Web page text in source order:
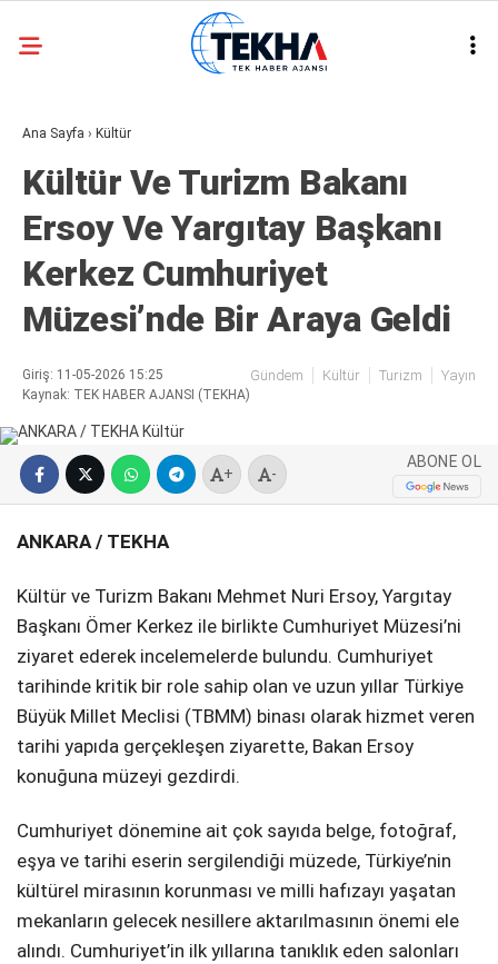
WhatsApp İhbar
Instagram
Youtube
26.8
ASAYIŞ
GÜNDEM
GENEL
EKONOMI
SIYASET
METEOROLOJI
SPOR
Ana Sayfa › Kültür
Kültür Ve Turizm Bakanı
Ersoy Ve Yargıtay Başkanı
Kerkez Cumhuriyet
Müzesi’nde Bir Araya Geldi
Giriş: 11-05-2026 15:25
Kaynak: TEK HABER AJANSI (TEKHA)
Gündem Kültür Turizm Yayın
+ -
ABONE OL
ANKARA / TEKHA
Kültür ve Turizm Bakanı Mehmet Nuri Ersoy, Yargıtay
Başkanı Ömer Kerkez ile birlikte Cumhuriyet Müzesi’ni
ziyaret ederek incelemelerde bulundu. Cumhuriyet
tarihinde kritik bir role sahip olan ve uzun yıllar Türkiye
Büyük Millet Meclisi (TBMM) binası olarak hizmet veren
tarihi yapıda gerçekleşen ziyarette, Bakan Ersoy
konuğuna müzeyi gezdirdi.
Cumhuriyet dönemine ait çok sayıda belge, fotoğraf,
eşya ve tarihi eserin sergilendiği müzede, Türkiye’nin
kültürel mirasının korunması ve milli hafızayı yaşatan
mekanların gelecek nesillere aktarılmasının önemi ele
alındı. Cumhuriyet’in ilk yıllarına tanıklık eden salonları